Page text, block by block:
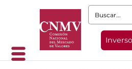
Buscar: